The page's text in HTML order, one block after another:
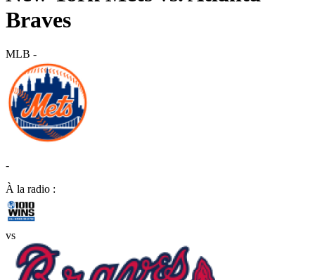
Braves
MLB -
-
À la radio :
vs